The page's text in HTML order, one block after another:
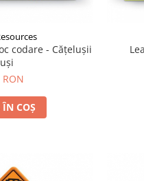
codare - Căţeluşii
COȘ